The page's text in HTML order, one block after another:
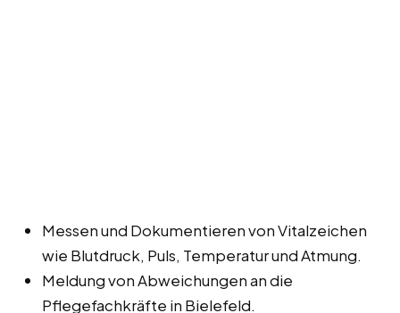
Messen und Dokumentieren von Vitalzeichen
wie Blutdruck, Puls, Temperatur und Atmung.
Meldung von Abweichungen an die
Pflegefachkräfte in Bielefeld.